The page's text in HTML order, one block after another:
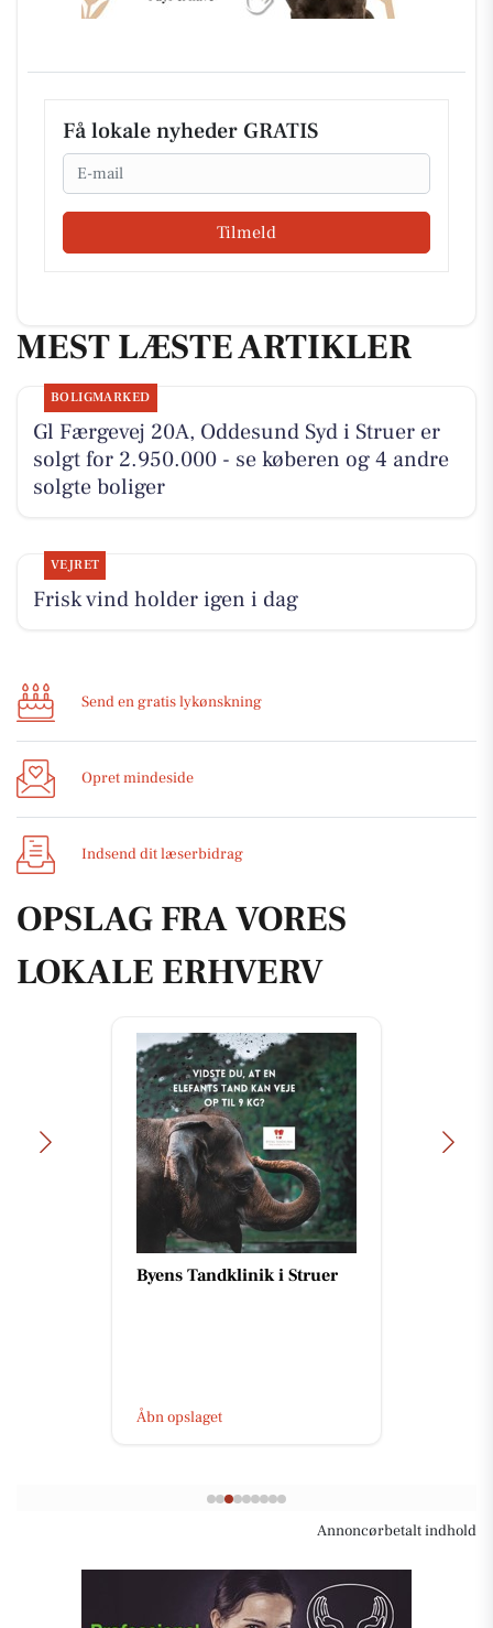
Få lokale nyheder GRATIS
Email
Tilmeld
MEST LÆSTE ARTIKLER
BOLIGMARKED
Gl Færgevej 20A, Oddesund Syd i Struer er
solgt for 2.950.000 - se køberen og 4 andre
solgte boliger
VEJRET
Frisk vind holder igen i dag
Send en gratis lykønskning
Opret mindeside
Indsend dit læserbidrag
OPSLAG FRA VORES
LOKALE ERHVERV
Byens Tandklinik i Struer
Åbn opslaget
Annoncørbetalt indhold